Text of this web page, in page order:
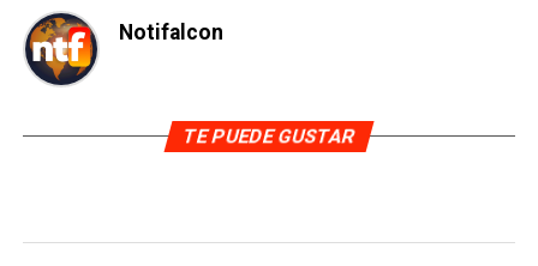
Notifalcon
TE PUEDE GUSTAR